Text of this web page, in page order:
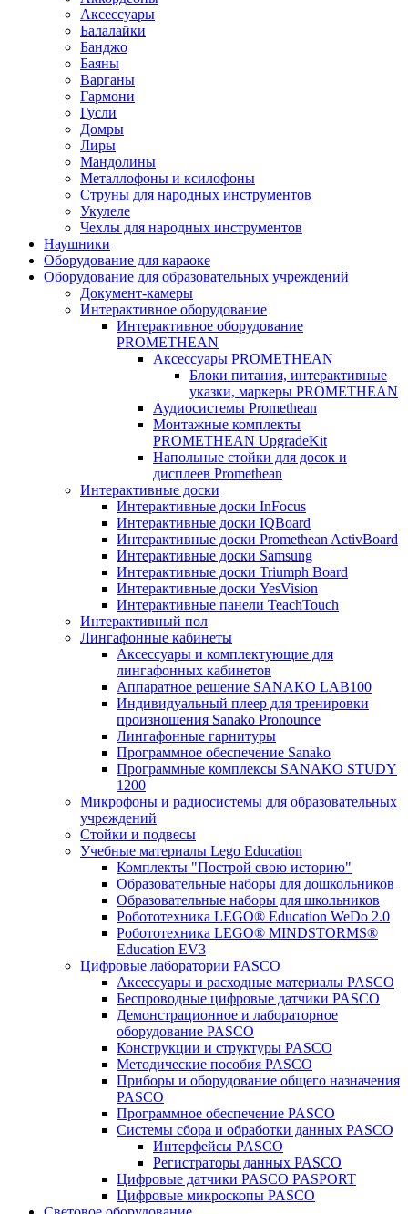
Аксессуары
Балалайки
Банджо
Баяны
Варганы
Гармони
Гусли
Домры
Лиры
Мандолины
Металлофоны и ксилофоны
Струны для народных инструментов
Укулеле
Чехлы для народных инструментов
Наушники
Оборудование для караоке
Оборудование для образовательных учреждений
Документ-камеры
Интерактивное оборудование
Интерактивное оборудование
PROMETHEAN
Аксессуары PROMETHEAN
Блоки питания, интерактивные
указки, маркеры PROMETHEAN
Аудиосистемы Promethean
Монтажные комплекты
PROMETHEAN UpgradeKit
Напольные стойки для досок и
дисплеев Promethean
Интерактивные доски
Интерактивные доски InFocus
Интерактивные доски IQBoard
Интерактивные доски Promethean ActivBoard
Интерактивные доски Samsung
Интерактивные доски Triumph Board
Интерактивные доски YesVision
Интерактивные панели TeachTouch
Интерактивный пол
Лингафонные кабинеты
Аксессуары и комплектующие для
лингафонных кабинетов
Аппаратное решение SANAKO LAB100
Индивидуальный плеер для тренировки
произношения Sanako Pronounce
Лингафонные гарнитуры
Программное обеспечение Sanako
Программные комплексы SANAKO STUDY
1200
Микрофоны и радиосистемы для образовательных
учреждений
Стойки и подвесы
Учебные материалы Lego Education
Комплекты "Построй свою историю"
Образовательные наборы для дошкольников
Образовательные наборы для школьников
Робототехника LEGO® Education WeDo 2.0
Робототехника LEGO® MINDSTORMS®
Education EV3
Цифровые лаборатории PASCO
Аксессуары и расходные материалы PASCO
Беспроводные цифровые датчики PASCO
Демонстрационное и лабораторное
оборудование PASCO
Конструкции и структуры PASCO
Методические пособия PASCO
Приборы и оборудование общего назначения
PASCO
Программное обеспечение PASCO
Системы сбора и обработки данных PASCO
Интерфейсы PASCO
Регистраторы данных PASCO
Цифровые датчики PASCO PASPORT
Цифровые микроскопы PASCO